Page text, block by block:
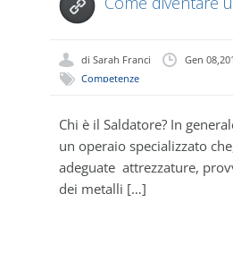
certificato
di Sarah Franci
Gen
Competenze
Chi è il Saldatore? In
un operaio specializzato
adeguate attrezzature,
dei metalli […]